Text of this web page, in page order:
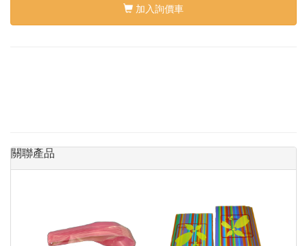
加入詢價車
關聯產品